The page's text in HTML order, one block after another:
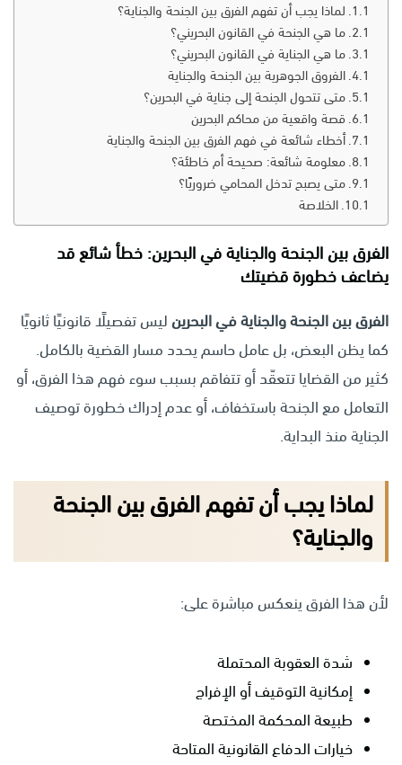
لماذا يجب أن تفهم الفرق بين الجنحة والجناية؟
ما هي الجنحة في القانون البحريني؟
ما هي الجناية في القانون البحريني؟
الفروق الجوهرية بين الجنحة والجناية
متى تتحول الجنحة إلى جناية في البحرين؟
قصة واقعية من محاكم البحرين
أخطاء شائعة في فهم الفرق بين الجنحة والجناية
معلومة شائعة: صحيحة أم خاطئة؟
متى يصبح تدخل المحامي ضروريًا؟
الخلاصة
الفرق بين الجنحة والجناية في البحرين: خطأ شائع قد
يضاعف خطورة قضيتك
الفرق بين الجنحة والجناية في البحرينليس تفصيلًا قانونيًا ثانويًا
كما يظن البعض، بل عامل حاسم يحدد مسار القضية بالكامل.
كثير من القضايا تتعقّد أو تتفاقم بسبب سوء فهم هذا الفرق، أو
التعامل مع الجنحة باستخفاف، أو عدم إدراك خطورة توصيف
الجناية منذ البداية.
لماذا يجب أن تفهم الفرق بين الجنحة
والجناية؟
لأن هذا الفرق ينعكس مباشرة على:
شدة العقوبة المحتملة
إمكانية التوقيف أو الإفراج
طبيعة المحكمة المختصة
خيارات الدفاع القانونية المتاحة